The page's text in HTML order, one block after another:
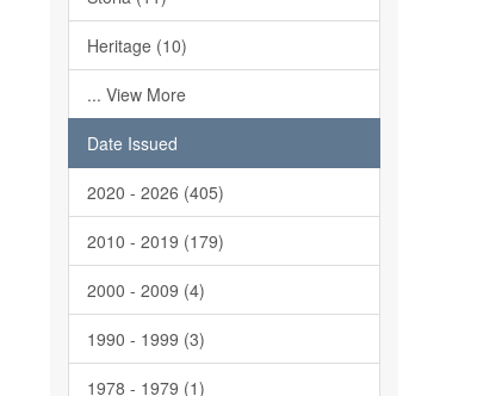
Heritage (10)
... View More
Date Issued
2020 - 2026 (405)
2010 - 2019 (179)
2000 - 2009 (4)
1990 - 1999 (3)
1978 - 1979 (1)